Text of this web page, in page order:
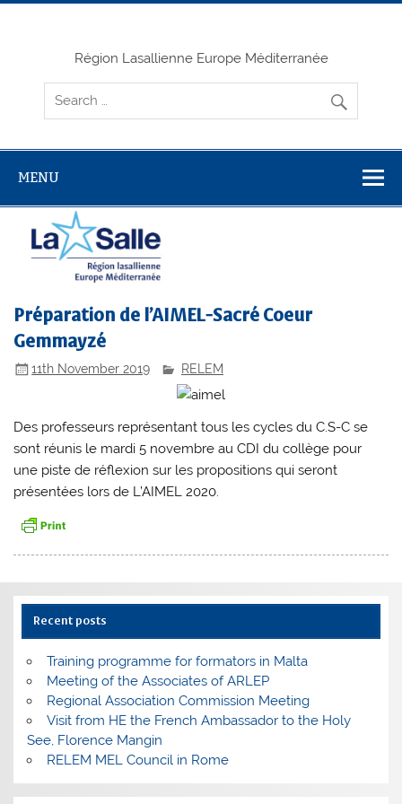
Skip
Région Lasallienne Europe Méditerranée
MENU
Préparation de l’AIMEL-Sacré Coeur
Gemmayzé
11th November 2019 RELEM
Des professeurs représentant tous les cycles du C.S-C se
sont réunis le mardi 5 novembre au CDI du collège pour
une piste de réflexion sur les propositions qui seront
présentées lors de L’AIMEL 2020.
Recent posts
Training programme for formators in Malta
Meeting of the Associates of ARLEP
Regional Association Commission Meeting
Visit from HE the French Ambassador to the Holy
See, Florence Mangin
RELEM MEL Council in Rome